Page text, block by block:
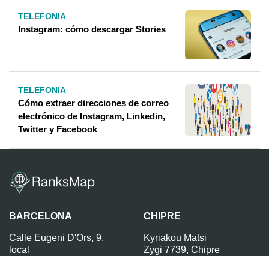
TELEFONIA
Instagram: cómo descargar Stories
TELEFONIA
Cómo extraer direcciones de correo
electrónico de Instagram, Linkedin,
Twitter y Facebook
BARCELONA
Calle Eugeni D'Ors, 9,
local
CHIPRE
Kyriakou Matsi
Zygi 7739, Chipre